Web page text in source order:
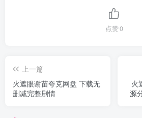
点赞0
上一篇
火遮眼谢苗夸克网盘 下载无
删减完整剧情
火
源